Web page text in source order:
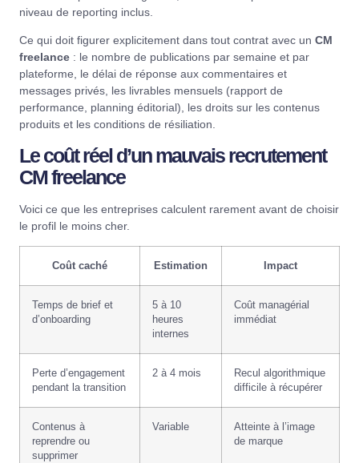
niveau de reporting inclus.
Ce qui doit figurer explicitement dans tout contrat avec un CM
freelance : le nombre de publications par semaine et par
plateforme, le délai de réponse aux commentaires et
messages privés, les livrables mensuels (rapport de
performance, planning éditorial), les droits sur les contenus
produits et les conditions de résiliation.
Le coût réel d’un mauvais recrutement
CM freelance
Voici ce que les entreprises calculent rarement avant de choisir
le profil le moins cher.
Coût caché Estimation Impact
Temps de brief et
d’onboarding
5 à 10
heures
internes
Coût managérial
immédiat
Perte d’engagement
pendant la transition
2 à 4 mois
Recul algorithmique
difficile à récupérer
Contenus à
reprendre ou
supprimer
Variable
Atteinte à l’image
de marque